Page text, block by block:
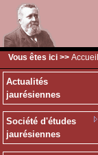
Vous êtes ici >> Accueil
Actualités
jaurésiennes
Société d'études
jaurésiennes